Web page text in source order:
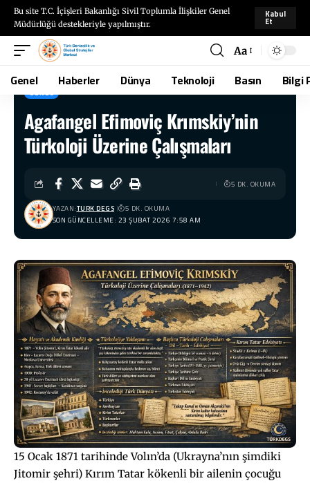
Bu site T.C. İçişleri Bakanlığı Sivil Toplumla İlişkiler Genel
Müdürlüğü destekleriyle yapılmıştır.
Kabul
Et
Aa
Genel Haberler Dünya Teknoloji Basın Bilgi
TÜRKDEGS Genel> Agafangel Efimoviç Krımskiy’nin Türkoloji Üzerine Çalışmaları
GENEL
Agafangel Efimoviç Krımskiy’nin
Türkoloji Üzerine Çalışmaları
SON GÜNCELLEME: 23 ŞUBAT 2026 7:58 AM
YAZAN:TURK DEGS 5 DK. OKUMA
5 DK. OKUMA
15 Ocak 1871 tarihinde Volın’da (Ukrayna’nın şimdiki
Jitomir şehri) Kırım Tatar kökenli bir ailenin çocuğu